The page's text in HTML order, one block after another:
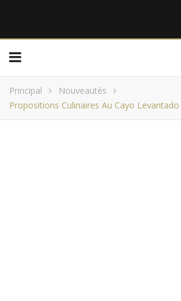
Principal
Nouveautés
Propositions Culinaires Au Cayo